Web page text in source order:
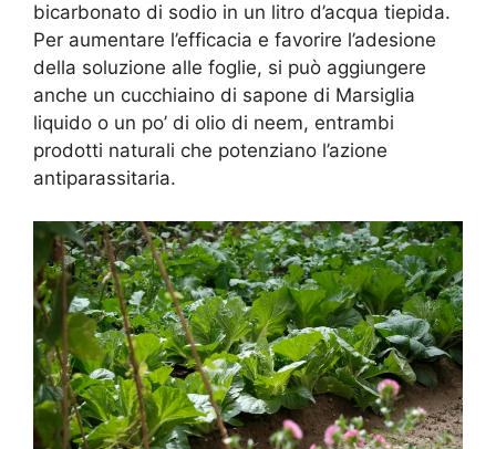
bicarbonato di sodio in un litro d’acqua tiepida.
Per aumentare l’efficacia e favorire l’adesione
della soluzione alle foglie, si può aggiungere
anche un cucchiaino di sapone di Marsiglia
liquido o un po’ di olio di neem, entrambi
prodotti naturali che potenziano l’azione
antiparassitaria.